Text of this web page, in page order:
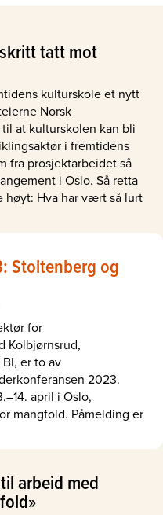
tatt mot
kulturskole et nytt
Norsk
at kulturskolen kan bli
i fremtidens
fra prosjektarbeidet så
i Oslo. Så retta
høyt: Hva har vært så lurt
Stoltenberg og
for
Kolbjørnsrud,
er to av
2023.
april i Oslo,
mangfold. Påmelding er
arbeid med